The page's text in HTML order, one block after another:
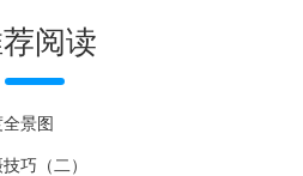
阅读
景图
巧（二）